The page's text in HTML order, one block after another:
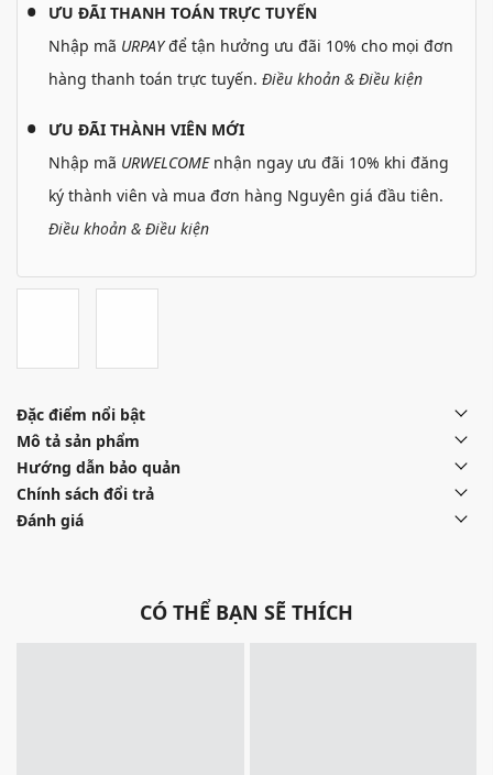
ƯU ĐÃI THANH TOÁN TRỰC TUYẾN
Nhập mã URPAYđể tận hưởng ưu đãi 10% cho mọi đơn
hàng thanh toán trực tuyến. Điều khoản & Điều kiện
ƯU ĐÃI THÀNH VIÊN MỚI
Nhập mã URWELCOMEnhận ngay ưu đãi 10% khi đăng
ký thành viên và mua đơn hàng Nguyên giá đầu tiên.
Điều khoản & Điều kiện
Đặc điểm nổi bật
Mô tả sản phẩm
Hướng dẫn bảo quản
Chính sách đổi trả
Đánh giá
CÓ THỂ BẠN SẼ THÍCH